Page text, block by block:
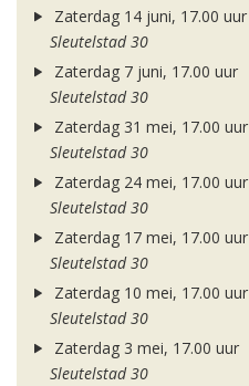
Zaterdag 14 juni, 17.00 uur
Sleutelstad 30
Zaterdag 7 juni, 17.00 uur
Sleutelstad 30
Zaterdag 31 mei, 17.00 uur
Sleutelstad 30
Zaterdag 24 mei, 17.00 uur
Sleutelstad 30
Zaterdag 17 mei, 17.00 uur
Sleutelstad 30
Zaterdag 10 mei, 17.00 uur
Sleutelstad 30
Zaterdag 3 mei, 17.00 uur
Sleutelstad 30